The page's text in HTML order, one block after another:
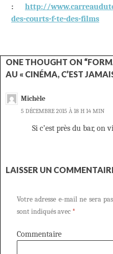
: http://
des-courts-f-te-des-films
ONE THOUGHT ON
AU « CINÉMA, C’EST
Michèle
5 DÉCEMBRE 2015 À 18 H 14 MIN
Si c’est près du bar, on
LAISSER UN
Votre adresse e-mail ne sera
sont indiqués avec *
Commentaire